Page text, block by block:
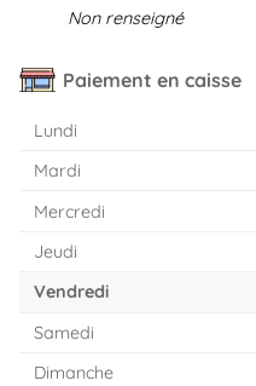
Non renseigné
Paiement en caisse
Lundi
Mardi
Mercredi
Jeudi
Vendredi
Samedi
Dimanche